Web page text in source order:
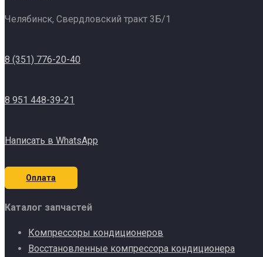
Челябинск, Свердловский тракт 3Б/1
8 (351) 776-20-40
8 951 448-39-21
Написать в WhatsApp
Оплата
Каталог запчастей
Компрессоры кондиционеров
Восстановленные компрессора кондиционера